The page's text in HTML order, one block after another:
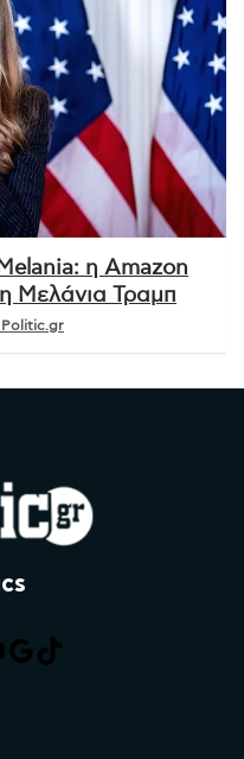
η Amazon
Μελάνια Τραμπ
Politic.gr
Google
TikTok